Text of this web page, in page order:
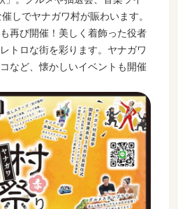
しでヤナガワ村が賑わいます。
再び開催！美しく着飾った役者
トロな街を彩ります。ヤナガワ
など、懐かしいイベントも開催